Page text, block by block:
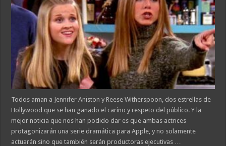
Todos aman a Jennifer Aniston y Reese Witherspoon, dos estrellas de
Hollywood que se han ganado el cariño y respeto del público. Y la
mejor noticia que nos han podido dar es que ambas actrices
protagonizarán una serie dramática para Apple, y no solamente
actuarán sino que también serán productoras ejecutivas …